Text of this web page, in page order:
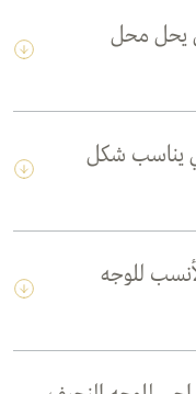
يحل محل
يناسب شكل
للوجه